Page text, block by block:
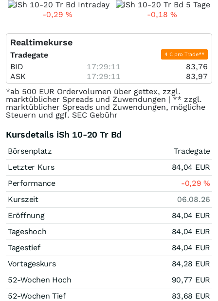
-0,29 % -0,18 %
Realtimekurse
Tradegate 4 € pro Trade**
BID 17:29:11
83,76
ASK
17:29:11
83,97
*ab 500 EUR Ordervolumen über gettex, zzgl.
marktüblicher Spreads und Zuwendungen | ** zzgl.
marktüblicher Spreads und Zuwendungen, mögliche
Steuern und ggf. SEC Gebühr
Kursdetails iSh 10-20 Tr Bd
Börsenplatz
Tradegate
Letzter Kurs
84,04 EUR
Performance
-0,29%
Kurszeit
06.08.26
Eröffnung
84,04 EUR
Tageshoch
84,04 EUR
Tagestief
84,04 EUR
Vortageskurs
84,28 EUR
52-Wochen Hoch
90,77 EUR
52-Wochen Tief
83,68 EUR